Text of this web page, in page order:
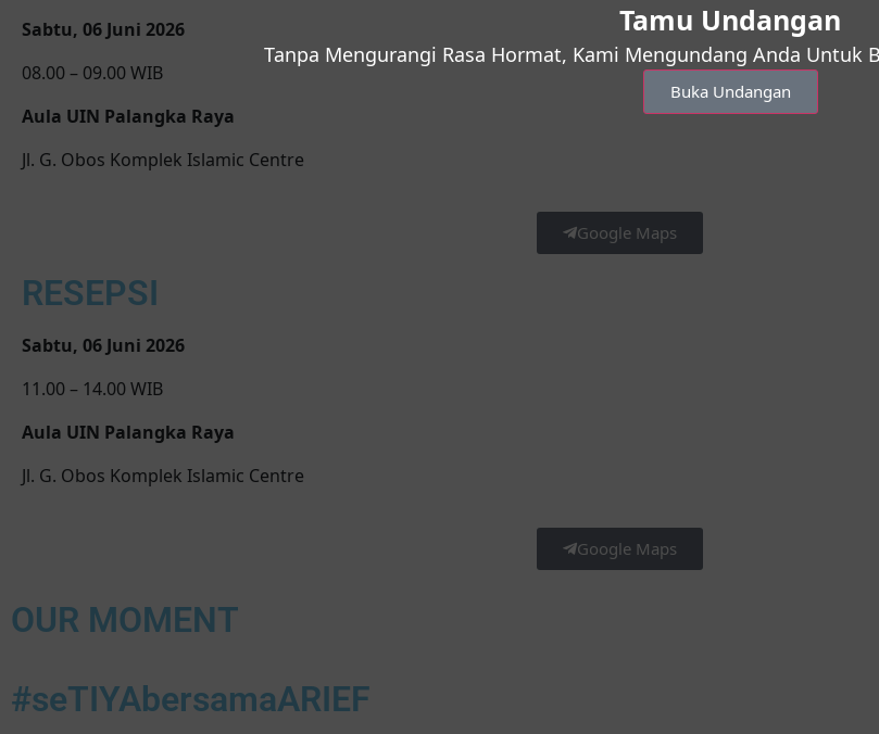
Sabtu, 06 Juni 2026
08.00 – 09.00 WIB
Aula UIN Palangka Raya
Jl. G. Obos Komplek Islamic Centre
Google Maps
RESEPSI
Sabtu, 06 Juni 2026
11.00 – 14.00 WIB
Aula UIN Palangka Raya
Jl. G. Obos Komplek Islamic Centre
Google Maps
OUR MOMENT
#seTIYAbersamaARIEF
Tamu Undangan
Tanpa Mengurangi Rasa Hormat, Kami Mengundang Anda Untuk
Buka Undangan